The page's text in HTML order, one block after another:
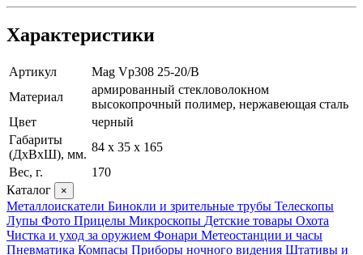
Характеристики
Артикул
Mag Vp308 25-20/B
Материал
армированный стекловолокном
высокопрочный полимер, нержавеющая сталь
Цвет
черный
Габариты
(ДхВхШ), мм.
84 х 35 х 165
Вес, г.
170
Каталог
×
Металлоискатели Бинокли и зрительные трубы Телескопы
Лупы Фото Прицелы Микроскопы Детские товары Охота
Чистка и уход за оружием Фонари Метеостанции и часы
Пневматика Компасы Приборы ночного видения Штативы и